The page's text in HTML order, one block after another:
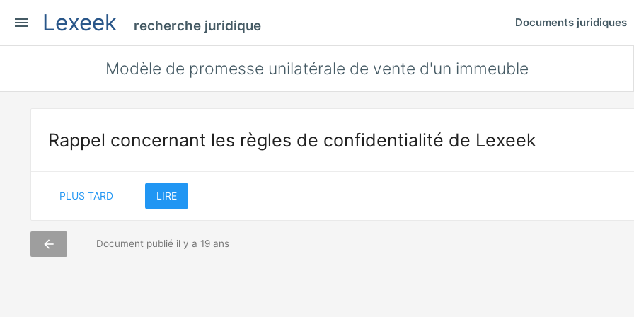
menu Lexeek recherche juridique Documents juridiques
Modèle de promesse unilatérale de vente d'un immeuble
Rappel concernant les règles de confidentialité de Lexeek
PLUS TARD LIRE
arrow_back Document publié il y a 19 ans